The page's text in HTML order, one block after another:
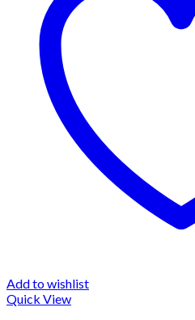
Add to wishlist
Quick View